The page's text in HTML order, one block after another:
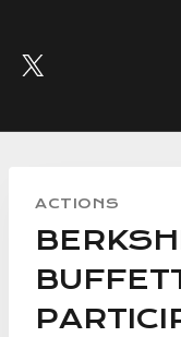
content
ACTIONS